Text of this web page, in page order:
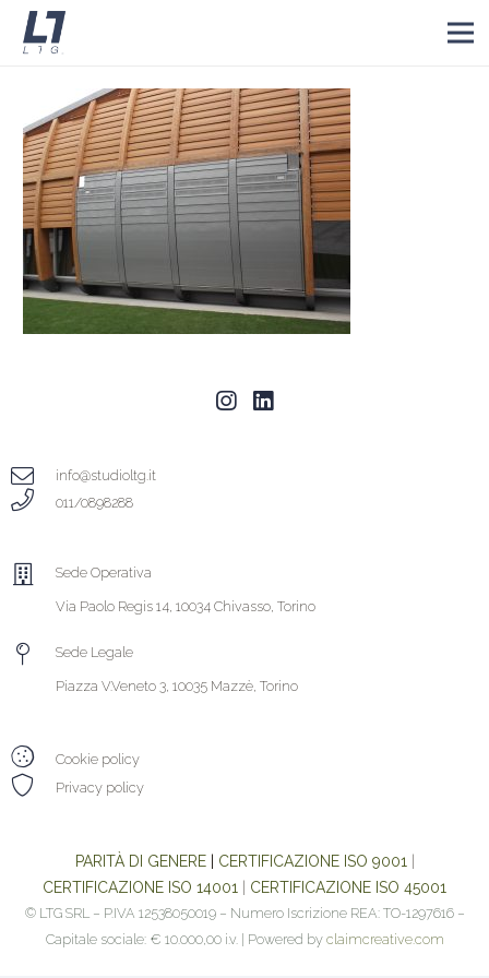
info@studioltg.it
011/0898288
Sede Operativa
Via Paolo Regis 14, 10034 Chivasso, Torino
Sede Legale
Piazza V.Veneto 3, 10035 Mazzè, Torino
Cookie policy
Privacy policy
PARITÀ DI GENERE| CERTIFICAZIONE ISO 9001 |
CERTIFICAZIONE ISO 14001 | CERTIFICAZIONE ISO 45001
© LTG SRL – P.IVA 12538050019 – Numero Iscrizione REA: TO-1297616 –
Capitale sociale: € 10.000,00 i.v. | Powered by claimcreative.com